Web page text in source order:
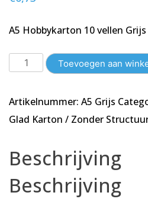
A5 Hobbykarton 10 vellen
Vellen
Karton
-
Grijs
Toevoegen aan
Artikelnummer: A5 Grijs
Glad Karton / Zonder
Beschrijving
Beschrijving